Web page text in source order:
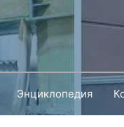
Энциклопедия